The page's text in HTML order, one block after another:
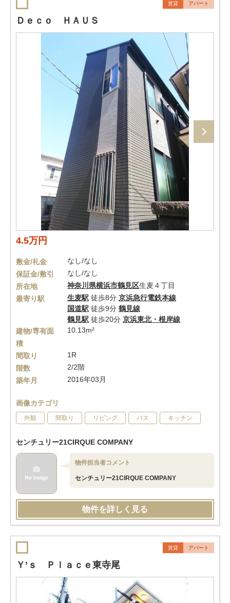
賃貸 アパート
Ｄｅｃｏ ＨＡＵＳ
4.5万円
敷金/礼金
なし/なし
保証金/敷引
なし/なし
所在地
神奈川県横浜市鶴見区生麦４丁目
最寄り駅
生麦駅 徒歩8分 京浜急行電鉄本線
国道駅 徒歩9分 鶴見線
鶴見駅 徒歩20分 京浜東北・根岸線
建物/専有面
積
10.13m²
間取り
1R
階数
2/2階
築年月
2016年03月
画像カテゴリ
外観 間取り リビング バス キッチン
センチュリー21CIRQUE COMPANY
物件担当者コメント
センチュリー21CIRQUE COMPANY
物件を詳しく見る
賃貸 アパート
Ｙ’ｓ Ｐｌａｃｅ東寺尾